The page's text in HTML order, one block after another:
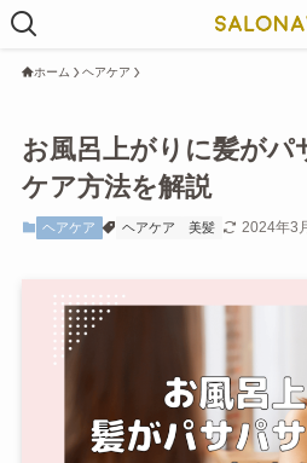
ホーム ヘアケア
お風呂上がりに髪がパ
ケア方法を解説
ヘアケア ヘアケア 美髪 2024年3